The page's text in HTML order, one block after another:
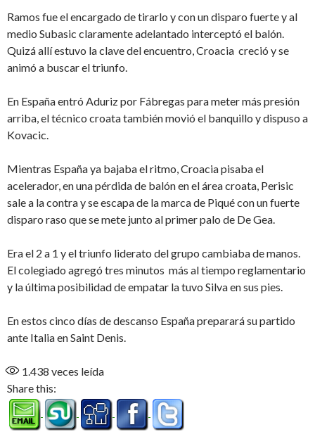
Ramos fue el encargado de tirarlo y con un disparo fuerte y al
medio Subasic claramente adelantado interceptó el balón.
Quizá allí estuvo la clave del encuentro, Croacia creció y se
animó a buscar el triunfo.
En España entró Aduriz por Fábregas para meter más presión
arriba, el técnico croata también movió el banquillo y dispuso a
Kovacic.
Mientras España ya bajaba el ritmo, Croacia pisaba el
acelerador, en una pérdida de balón en el área croata, Perisic
sale a la contra y se escapa de la marca de Piqué con un fuerte
disparo raso que se mete junto al primer palo de De Gea.
Era el 2 a 1 y el triunfo liderato del grupo cambiaba de manos.
El colegiado agregó tres minutos más al tiempo reglamentario
y la última posibilidad de empatar la tuvo Silva en sus pies.
En estos cinco días de descanso España preparará su partido
ante Italia en Saint Denis.
1.438 veces leída
Share this: